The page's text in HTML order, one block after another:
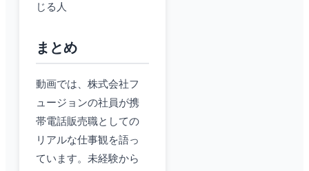
じる人
まとめ
動画では、株式会社フ
ュージョンの社員が携
帯電話販売職としての
リアルな仕事観を語っ
ています。未経験から